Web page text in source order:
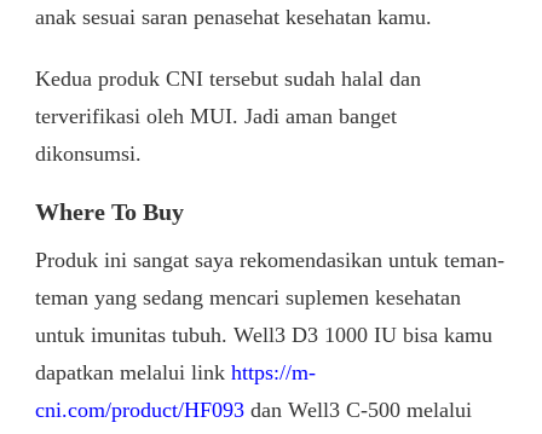
anak sesuai saran penasehat kesehatan kamu.
Kedua produk CNI tersebut sudah halal dan
terverifikasi oleh MUI. Jadi aman banget
dikonsumsi.
Where To Buy
Produk ini sangat saya rekomendasikan untuk teman-
teman yang sedang mencari suplemen kesehatan
untuk imunitas tubuh. Well3 D3 1000 IU bisa kamu
dapatkan melalui link https://m-
cni.com/product/HF093 dan Well3 C-500 melalui